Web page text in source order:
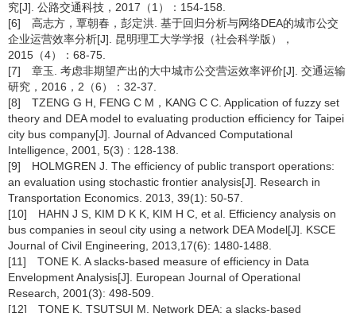
究[J]. 公路交通科技，2017（1）：154-158.
[6] 高志方，覃朝春，彭定洪. 基于回归分析与网络DEA的城市公交
企业运营效率分析[J]. 昆明理工大学学报（社会科学版），
2015（4）：68-75.
[7] 章玉. 考虑非期望产出的大中城市公交营运效率评价[J]. 交通运输
研究，2016，2（6）：32-37.
[8] TZENG G H, FENG C M，KANG C C. Application of fuzzy set
theory and DEA model to evaluating production efficiency for Taipei
city bus company[J]. Journal of Advanced Computational
Intelligence, 2001, 5(3) : 128-138.
[9] HOLMGREN J. The efficiency of public transport operations:
an evaluation using stochastic frontier analysis[J]. Research in
Transportation Economics. 2013, 39(1): 50-57.
[10] HAHN J S, KIM D K K, KIM H C, et al. Efficiency analysis on
bus companies in seoul city using a network DEA Model[J]. KSCE
Journal of Civil Engineering, 2013,17(6): 1480-1488.
[11] TONE K. A slacks-based measure of efficiency in Data
Envelopment Analysis[J]. European Journal of Operational
Research, 2001(3): 498-509.
[12] TONE K, TSUTSUI M. Network DEA: a slacks-based